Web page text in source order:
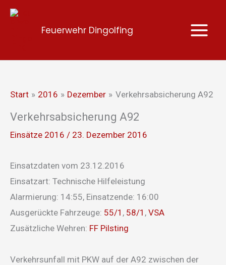
Zum
Feuerwehr Dingolfing
Start 2016 Dezember Verkehrsabsicherung A92
Verkehrsabsicherung A92
Einsätze 2016 / 23. Dezember 2016
Einsatzdaten vom 23.12.2016
Einsatzart: Technische Hilfeleistung
Alarmierung: 14:55, Einsatzende: 16:00
Ausgerückte Fahrzeuge: 55/1 , 58/1 , VSA
Zusätzliche Wehren: FF Pilsting
Verkehrsunfall mit PKW auf der A92 zwischen der